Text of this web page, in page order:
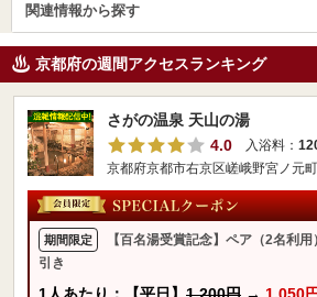
関連情報から探す
京都府の週間アクセスランキング
さがの温泉 天山の湯
4.0
入浴料：
京都府京都市右京区嵯峨野宮ノ元
期間限定
【百名湯受賞記念】ペア（2名利
引き
1人あたり：【平日】 1,200円 → 1,050円